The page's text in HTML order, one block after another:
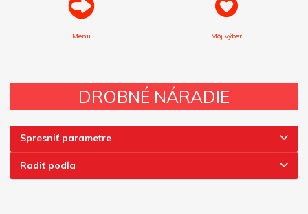
Menu Môj výber
DROBNÉ NÁRADIE
Spresniť parametre
Radiť podľa